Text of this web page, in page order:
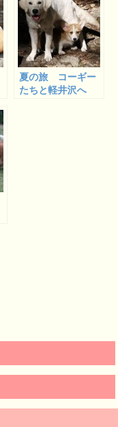
夏の旅 コーギー
たちと軽井沢へ